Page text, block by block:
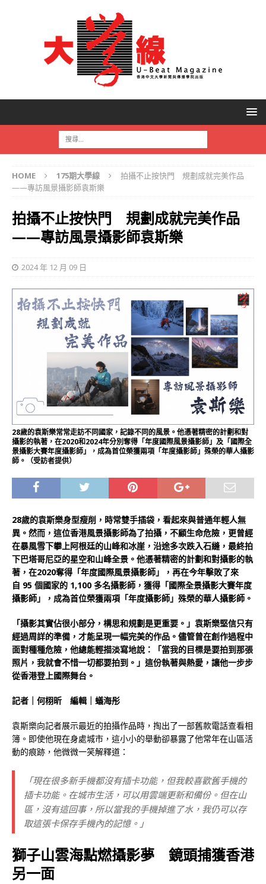
HOME 175期大學線
拍攝不止按快門 規劃成就完美作品
——專訪風景攝影師袁斯樂
拍攝不止按快門 規劃成就完美作品
——專訪風景攝影師袁斯樂
2024 年 12 月 09 日
28歲的袁斯樂常常走訪不同國家，記錄不同的風景。他憑著精密的計劃和對
攝影的執著，在2020和2024年分別奪得「年度國際風景攝影師」及「國際全
景攝影大賽年度攝影師」，成為首位榮獲兩項「年度攝影師」殊榮的華人攝影
師。（受訪者提供）
28歲的袁斯樂身型瘦削，時常雙手插袋，看起來與普通年輕人無
異。然而，這位香港風景攝影師為了拍攝，不顧生命危險，更曾經
在暴風雪下攀上阿根廷的山峰和冰崖，沿途多次跌入石縫，最終拍
下巴塔哥尼亞的星空和山峰全景。他憑著精密的計劃和對攝影的執
著，在2020奪得「年度國際風景攝影師」，再在今年擊敗了來
自 95 個國家的 1,100 多名攝影師，獲得「國際全景攝影大賽年度
攝影師」，成為首位榮獲兩項「年度攝影師」殊榮的華人攝影師。
「攝影其實佔很小部分，構思和規劃是更重要。」袁斯樂堅信只有
經過周詳的準備，才能呈現一幅完美的作品。儘管曾在創作過程中
面對種種危險，他總能輕描淡寫地說：
「當我的目標是要拍到那張
照片，我就會不惜一切都要拍到。」這份執著與熱愛，讓他一步步
從香港登上國際舞台。
記者｜何栩昕 編輯｜蟻海彤
袁斯樂向記者展示最近的拍攝作品時，掏出了一部舊款電話查看相
簿。即使他現在身處城市，這小小的舉動卻暴露了他常年在山區活
動的痕跡，他微微一笑解釋道：
「現在很多新手機都沒有插卡功能，但我較喜歡舊手機的
插卡功能。在城市生活，可以用雲端更新和備份。但在山
區，沒有這回事，所以當我的手機掉進了水，我仍可以存
取這張卡保存手機內的記憶。」
獅子山雲海點燃攝影夢 鏡頭捕獲香港
另一面